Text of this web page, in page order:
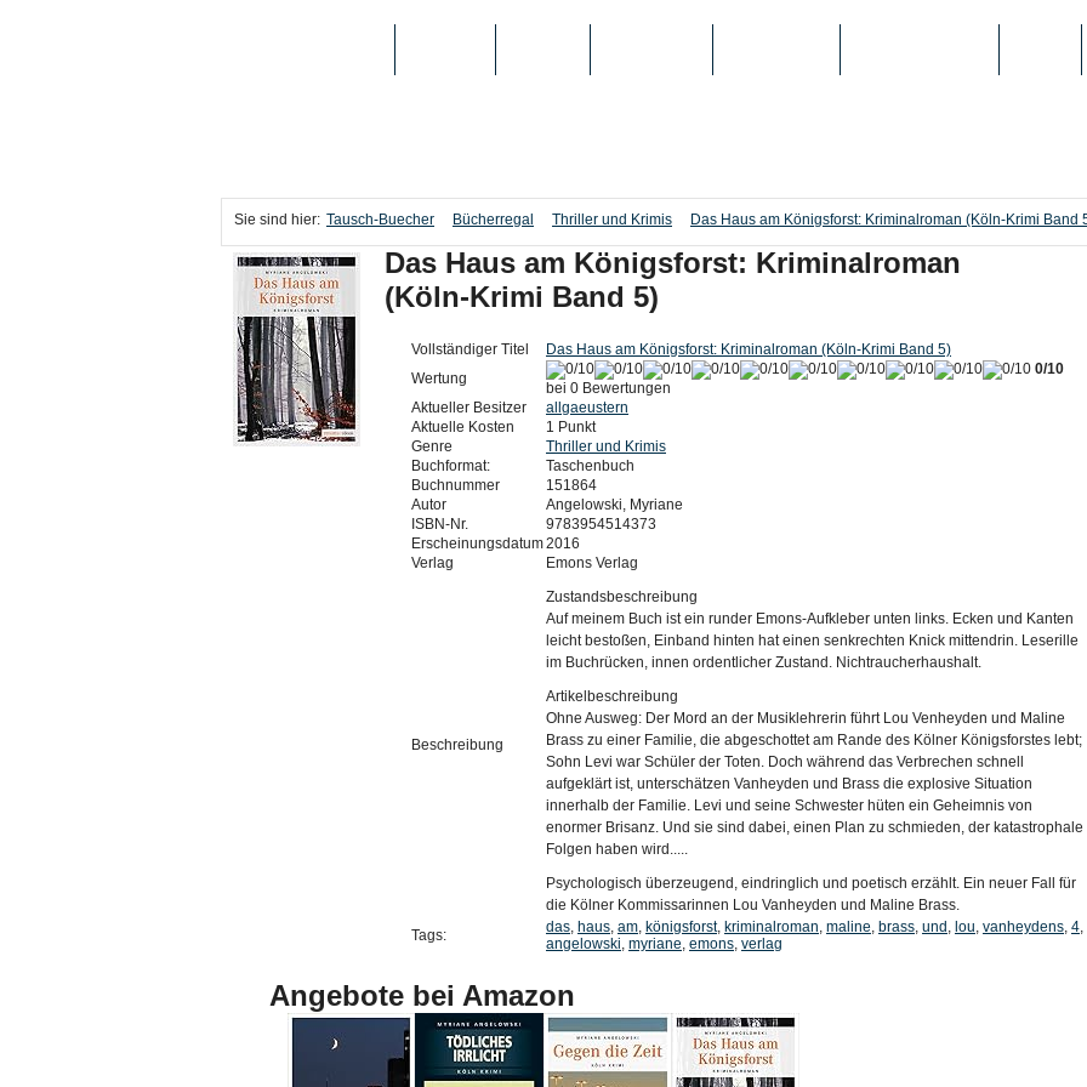
Sie sind hier: Tausch-Buecher Bücherregal Thriller und Krimis Das Haus am Königsforst: Kriminalroman (Köln-Krimi Band
Das Haus am Königsforst: Kriminalroman
(Köln-Krimi Band 5)
Vollständiger Titel
Das Haus am Königsforst: Kriminalroman (Köln-Krimi Band 5)
Wertung
0/10
bei 0 Bewertungen
Aktueller Besitzer
allgaeustern
Aktuelle Kosten
1 Punkt
Genre
Thriller und Krimis
Buchformat:
Taschenbuch
Buchnummer
151864
Autor
Angelowski, Myriane
ISBN-Nr.
9783954514373
Erscheinungsdatum2016
Verlag
Emons Verlag
Beschreibung
Zustandsbeschreibung
Auf meinem Buch ist ein runder Emons-Aufkleber unten links. Ecken und Kanten
leicht bestoßen, Einband hinten hat einen senkrechten Knick mittendrin. Leserille
im Buchrücken, innen ordentlicher Zustand. Nichtraucherhaushalt.
Artikelbeschreibung
Ohne Ausweg: Der Mord an der Musiklehrerin führt Lou Venheyden und Maline
Brass zu einer Familie, die abgeschottet am Rande des Kölner Königsforstes lebt;
Sohn Levi war Schüler der Toten. Doch während das Verbrechen schnell
aufgeklärt ist, unterschätzen Vanheyden und Brass die explosive Situation
innerhalb der Familie. Levi und seine Schwester hüten ein Geheimnis von
enormer Brisanz. Und sie sind dabei, einen Plan zu schmieden, der katastrophale
Folgen haben wird.....
Psychologisch überzeugend, eindringlich und poetisch erzählt. Ein neuer Fall für
die Kölner Kommissarinnen Lou Vanheyden und Maline Brass.
Tags:
das, haus, am, königsforst, kriminalroman, maline, brass, und , lou, vanheydens, 4,
angelowski, myriane, emons, verlag
Angebote bei Amazon